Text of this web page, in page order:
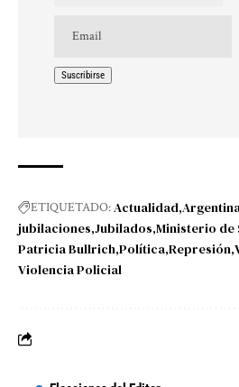
ETIQUETADO:Actualidad
jubilaciones Jubilados Ministerio de
Patricia Bullrich Política Represión
Violencia Policial